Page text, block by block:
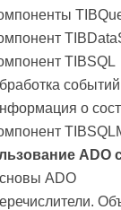
TIBSQL
событий
о
ADO
ADO